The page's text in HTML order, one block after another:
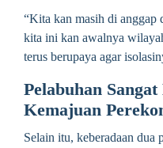
“Kita kan masih di anggap
kita ini kan awalnya
terus berupaya agar
Pelabuhan
Kemajuan
Selain itu, keberadaan dua